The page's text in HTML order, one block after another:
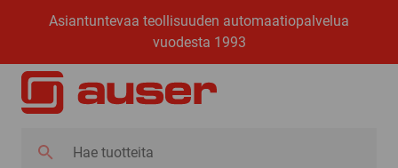
Asiantuntevaa teollisuuden automaatiopalvelua
vuodesta 1993
tuotteita